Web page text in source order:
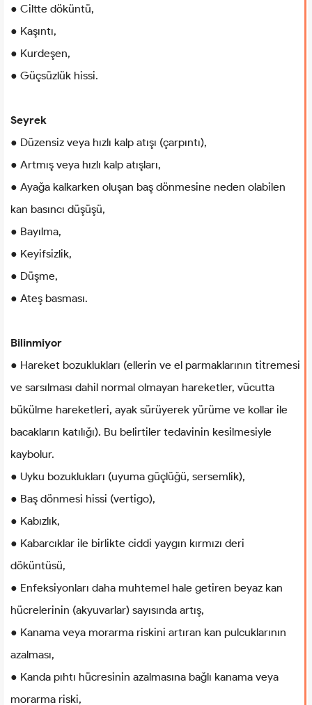
● Ciltte döküntü,
● Kaşıntı,
● Kurdeşen,
● Güçsüzlük hissi.
Seyrek
● Düzensiz veya hızlı kalp atışı (çarpıntı),
● Artmış veya hızlı kalp atışları,
● Ayağa kalkarken oluşan baş dönmesine neden olabilen
kan basıncı düşüşü,
● Bayılma,
● Keyifsizlik,
● Düşme,
● Ateş basması.
Bilinmiyor
● Hareket bozuklukları (ellerin ve el parmaklarının titremesi
ve sarsılması dahil normal olmayan hareketler, vücutta
bükülme hareketleri, ayak sürüyerek yürüme ve kollar ile
bacakların katılığı). Bu belirtiler tedavinin kesilmesiyle
kaybolur.
● Uyku bozuklukları (uyuma güçlüğü, sersemlik),
● Baş dönmesi hissi (vertigo),
● Kabızlık,
● Kabarcıklar ile birlikte ciddi yaygın kırmızı deri
döküntüsü,
● Enfeksiyonları daha muhtemel hale getiren beyaz kan
hücrelerinin (akyuvarlar) sayısında artış,
● Kanama veya morarma riskini artıran kan pulcuklarının
azalması,
● Kanda pıhtı hücresinin azalmasına bağlı kanama veya
morarma riski,